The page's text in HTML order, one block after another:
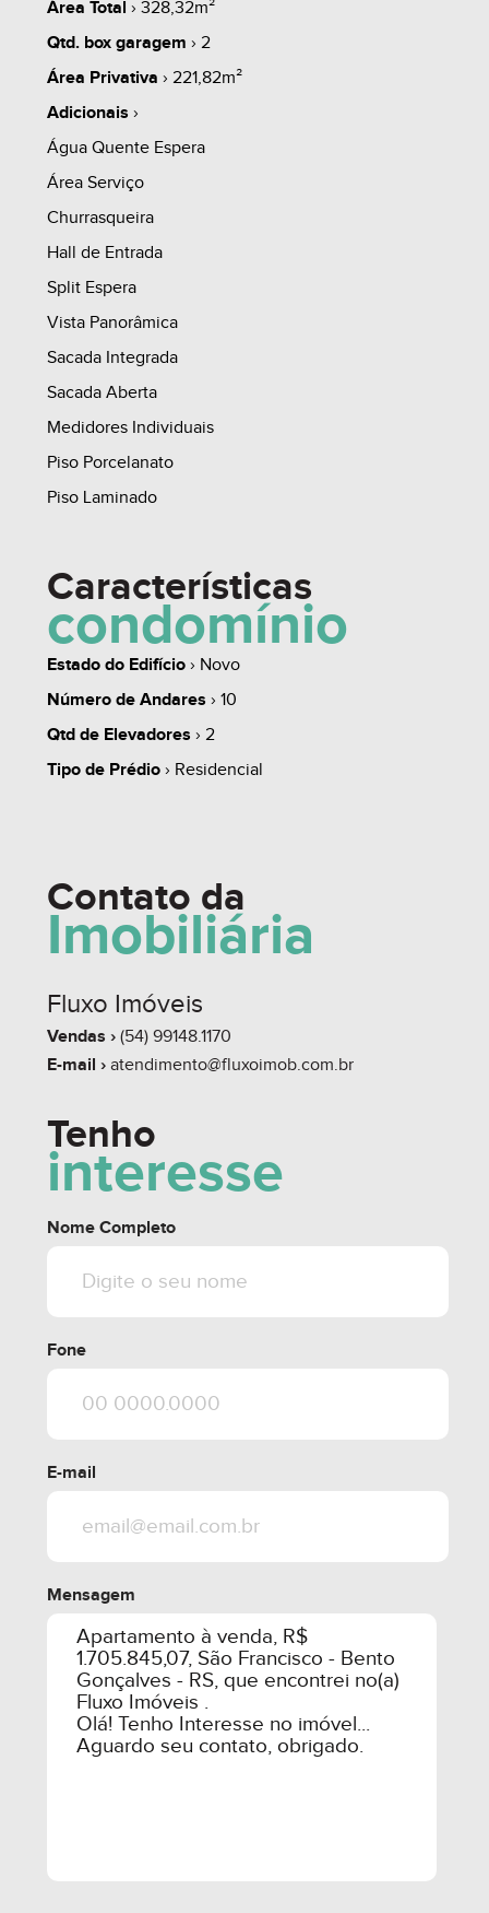
whats
Área Total › 328,32m²
Qtd. box garagem › 2
Área Privativa › 221,82m²
Adicionais ›
Água Quente Espera
Área Serviço
Churrasqueira
Hall de Entrada
Split Espera
Vista Panorâmica
Sacada Integrada
Sacada Aberta
Medidores Individuais
Piso Porcelanato
Piso Laminado
Características
condomínio
Estado do Edifício› Novo
Número de Andares › 10
Qtd de Elevadores › 2
Tipo de Prédio› Residencial
Contato da
Imobiliária
Fluxo Imóveis
Vendas › (54) 99148.1170
E-mail › atendimento@fluxoimob.com.br
Tenho
interesse
Nome Completo
Fone
E-mail
Mensagem